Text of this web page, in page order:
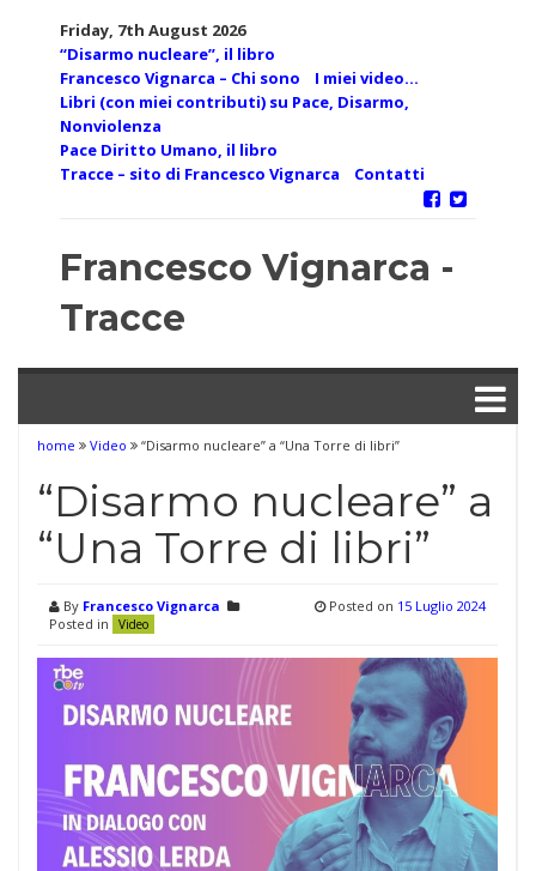
Friday, 7th August 2026
“Disarmo nucleare”, il libro
Francesco Vignarca – Chi sono
I miei video…
Libri (con miei contributi) su Pace, Disarmo,
Nonviolenza
Pace Diritto Umano, il libro
Tracce – sito di Francesco Vignarca
Contatti
Francesco Vignarca -
Tracce
home Video “Disarmo nucleare” a “Una Torre di libri”
“Disarmo nucleare” a
“Una Torre di libri”
By Francesco Vignarca
Posted in
Video
Posted on 15 Luglio 2024